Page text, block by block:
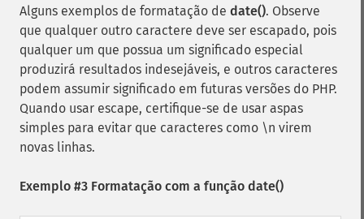
Alguns exemplos de formatação de date(). Observe
que qualquer outro caractere deve ser escapado, pois
qualquer um que possua um significado especial
produzirá resultados indesejáveis, e outros caracteres
podem assumir significado em futuras versões do PHP.
Quando usar escape, certifique-se de usar aspas
simples para evitar que caracteres como \n virem
novas linhas.
Exemplo #3 Formatação com a função date()